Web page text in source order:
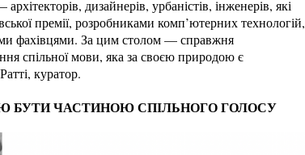
дизайнерів, урбаністів, інженерів, які
премії, розробниками комп’ютерних технологій,
фахівцями. За цим столом — справжня
спільної мови, яка за своєю природою є
куратор.
БУТИ ЧАСТИНОЮ СПІЛЬНОГО ГОЛОСУ